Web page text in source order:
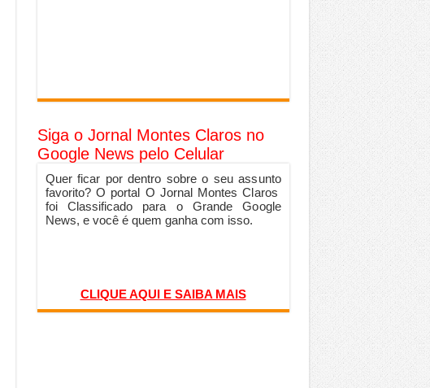
Siga o Jornal Montes Claros no
Google News pelo Celular
Quer ficar por dentro sobre o seu assunto
favorito? O portal O Jornal Montes Claros
foi Classificado para o Grande Google
News, e você é quem ganha com isso.
CLIQUE AQUI E SAIBA MAIS